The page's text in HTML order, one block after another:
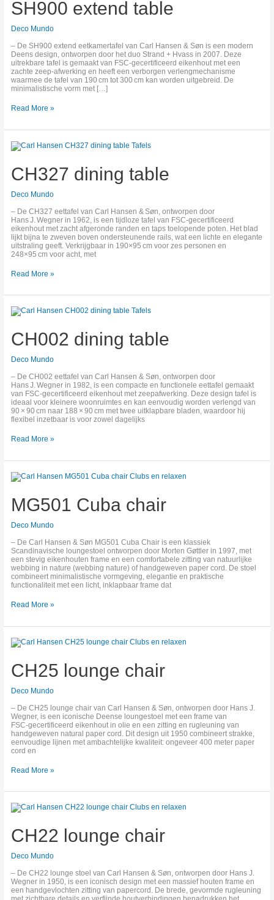
SH900 extend table
Deco Mundo
– De SH900 extend eetkamer­tafel van Carl Hansen & Søn is een modern
Deens design, ontworpen door het duo Strand + Hvass in 2007. Deze
uitrekbare tafel is gemaakt van FSC‑gecertificeerd eikenhout met een
zachte zeep‑afwerking en heeft een verborgen verleng­mechanisme
waarmee de tafel van 190 cm tot 300 cm kan worden uitgebreid. De
minimalistische vorm met […]
Read More »
CH327 dining table
Deco Mundo
– De CH327 eettafel van Carl Hansen & Søn, ontworpen door
Hans J. Wegner in 1962, is een tijdloze tafel van FSC‑gecertificeerd
eikenhout met zacht afgeronde randen en taps toelopende poten. Het blad
lijkt bijna te zweven boven ondersteunende rails, wat een lichte en elegante
uitstraling geeft. Verkrijgbaar in 190×95 cm voor zes personen en
248×95 cm voor acht, met
CH327
dining
Read More »
CH002 dining table
Deco Mundo
– De CH002 eettafel van Carl Hansen & Søn, ontworpen door
Hans J. Wegner in 1982, is een compacte en functionele eettafel gemaakt
van FSC‑gecertificeerd eikenhout met zeepafwerking. Deze design tafel is
ideaal voor kleinere woonruimtes en kan eenvoudig worden verlengd van
90 × 90 cm naar 188 × 90 cm met twee uitklapbare bladen, waardoor hij
flexibel inzetbaar is voor zowel dagelijks
CH002
dining
Read More »
MG501 Cuba chair
Deco Mundo
– De Carl Hansen & Søn MG501 Cuba Chair is een klassiek
Scandinavische loungestoel ontworpen door Morten Gøttler in 1997, met
een stevig eikenhouten frame en een comfortabele zitting van natuurlijke
webbing in nature (webbing nature) of handgeweven paper cord. De stoel
combineert minimalistische vormgeving, elegantie en praktische
functionaliteit met een licht, inklapbaar frame dat
MG501
Cuba
Read More »
CH25 lounge chair
Deco Mundo
– De CH25 lounge chair van Carl Hansen & Søn, ontworpen door Hans J.
Wegner, is een iconische Deense loungestoel met een frame van
FSC‑gecertificeerd eikenhout in olie en een zitting en rugleuning van
handgeweven natural paper cord. Dit design uit 1950 combineert strakke,
eenvoudige lijnen met ambachtelijke kwaliteit: ongeveer 400 meter paper
cord en
CH25
lounge
Read More »
CH22 lounge chair
Deco Mundo
– De CH22 lounge stoel van Carl Hansen & Søn, ontworpen door Hans J.
Wegner in 1950, is een iconisch design met een massief houten frame en
een handgevlochten zitting van papercord. De brede, gevormde rugleuning
CH22
lounge